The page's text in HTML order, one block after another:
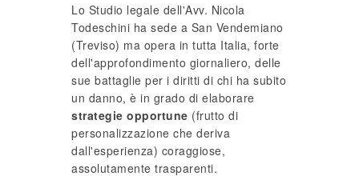
Lo Studio legale dell'Avv. Nicola
Todeschini ha sede a San Vendemiano
(Treviso) ma opera in tutta Italia, forte
dell'approfondimento giornaliero, delle
sue battaglie per i diritti di chi ha subito
un danno, è in grado di elaborare
strategie opportune (frutto di
personalizzazione che deriva
dall'esperienza) coraggiose,
assolutamente trasparenti.